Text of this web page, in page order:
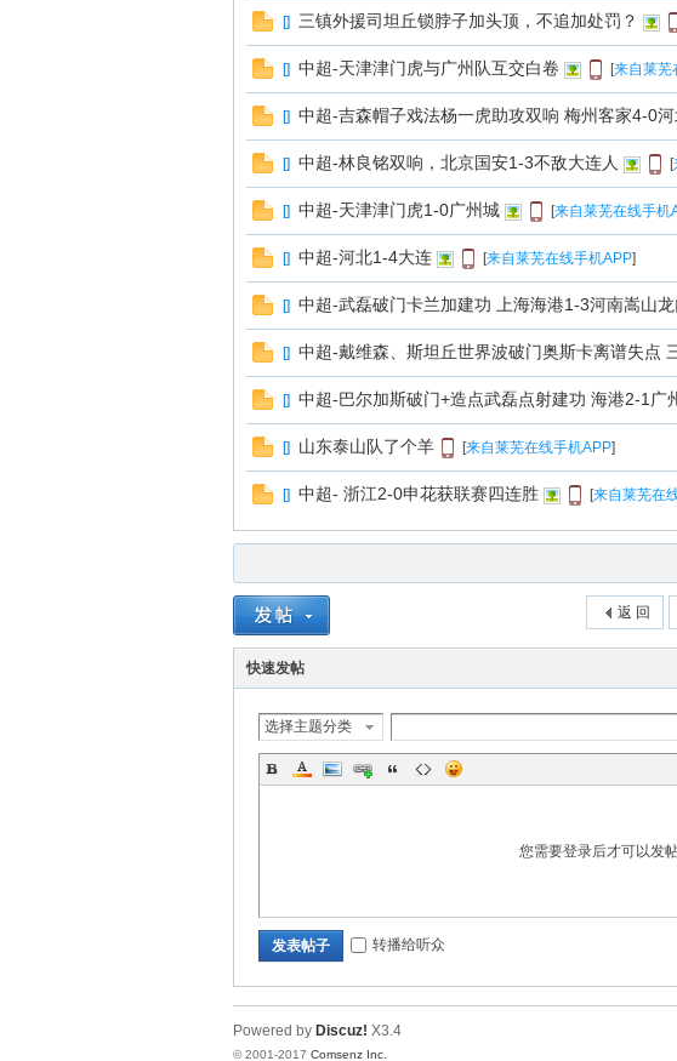
[] 三镇外援司坦丘锁脖子加头顶，不追加处罚？
[] 中超-天津津门虎与广州队互交白卷 [来自莱芜
[] 中超-吉森帽子戏法杨一虎助攻双响 梅州客家4-0
[] 中超-林良铭双响，北京国安1-3不敌大连人 [
[] 中超-天津津门虎1-0广州城 [来自莱芜在线手机
[] 中超-河北1-4大连 [来自莱芜在线手机APP]
[] 中超-武磊破门卡兰加建功 上海海港1-3河南嵩山龙
[] 中超-戴维森、斯坦丘世界波破门奥斯卡离谱失点
[] 中超-巴尔加斯破门+造点武磊点射建功 海港2-1广
[] 山东泰山队了个羊 [来自莱芜在线手机APP]
[] 中超- 浙江2-0申花获联赛四连胜 [来自莱芜在
返 回
快速发帖
选择主题分类
您需要登录后才可以发
发表帖子 转播给听众
Powered by Discuz! X3.4
© 2001-2017 Comsenz Inc.